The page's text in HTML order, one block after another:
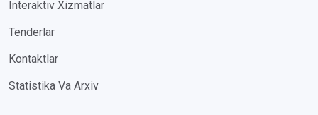
Interaktiv Xizmatlar
Tenderlar
Kontaktlar
Statistika Va Arxiv